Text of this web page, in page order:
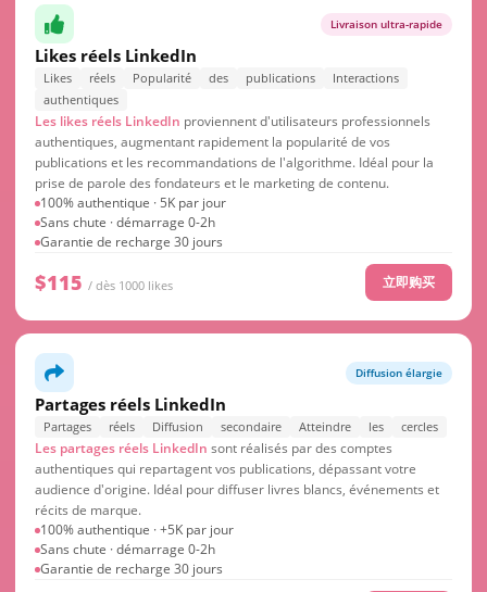
Livraison ultra-rapide
Likes réels LinkedIn
Likes réels Popularité des publications
Interactions
authentiques
Les likes réels LinkedIn proviennent d'utilisateurs professionnels
authentiques, augmentant rapidement la popularité de vos
publications et les recommandations de l'algorithme. Idéal pour la
prise de parole des fondateurs et le marketing de contenu.
100% authentique · 5K par jour
Sans chute · démarrage 0-2h
Garantie de recharge 30 jours
$115 / dès 1000 likes 立即购买
Diffusion élargie
Partages réels LinkedIn
Partages réels Diffusion secondaire Atteindre les cercles
Les partages réels LinkedIn sont réalisés par des comptes
authentiques qui repartagent vos publications, dépassant votre
audience d'origine. Idéal pour diffuser livres blancs, événements et
récits de marque.
100% authentique · +5K par jour
Sans chute · démarrage 0-2h
Garantie de recharge 30 jours